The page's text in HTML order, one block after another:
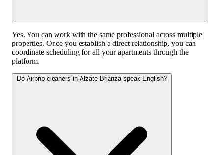
Yes. You can work with the same professional across multiple
properties. Once you establish a direct relationship, you can
coordinate scheduling for all your apartments through the
platform.
Do Airbnb cleaners in Alzate Brianza speak English?